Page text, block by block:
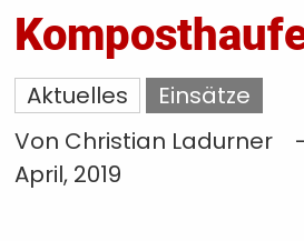
Aktuelles
Einsätze
Von Christian Ladurner
-
April, 2019